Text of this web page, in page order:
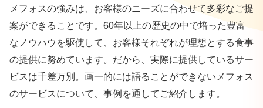
メフォスの強みは、お客様のニーズに合わせて多彩なご提
案ができることです。60年以上の歴史の中で培った豊富
なノウハウを駆使して、お客様それぞれが理想とする食事
の提供に努めています。だから、実際に提供しているサー
ビスは千差万別。画一的には語ることができないメフォス
のサービスについて、事例を通してご紹介します。